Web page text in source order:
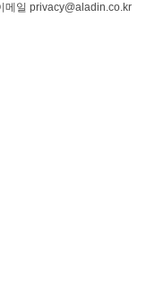
메일 privacy@aladin.co.kr